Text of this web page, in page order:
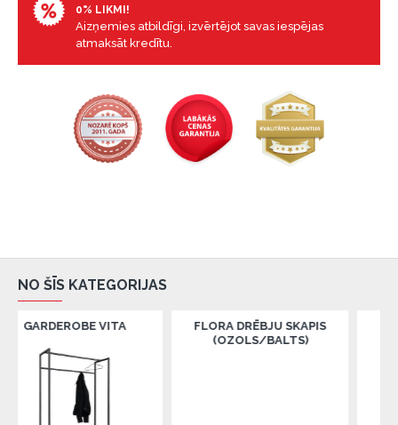
0% LIKMI!
Aizņemies atbildīgi, izvērtējot savas iespējas
atmaksāt kredītu.
NO ŠĪS KATEGORIJAS
VITA
FLORA DRĒBJU SKAPIS
(OZOLS/BALTS)
FLORA